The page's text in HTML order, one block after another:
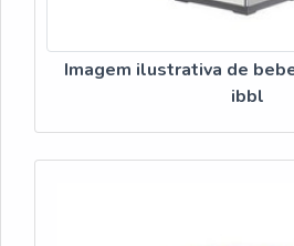
Imagem ilustrativa de
ibbl